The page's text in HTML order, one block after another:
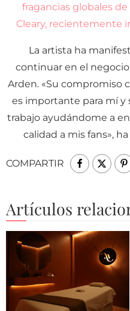
fragancias globales
Cleary, recientemente
La artista ha
continuar en el
Arden. «Su compromiso
es importante para mí y
trabajo ayudándome a
calidad a mis fans»,
COMPARTIR
Artículos